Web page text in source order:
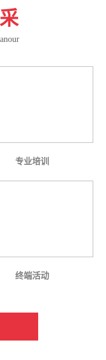
专业培训
终端活动